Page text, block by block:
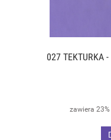
027 TEKTURKA
zawiera